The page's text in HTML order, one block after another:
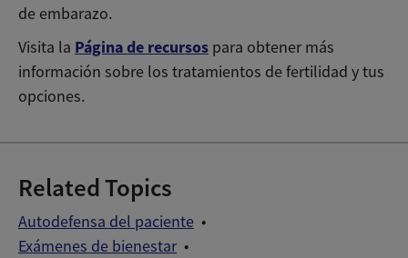
de embarazo.
Visita la Página de recursos para obtener más
información sobre los tratamientos de fertilidad y tus
opciones.
Related Topics
Autodefensa del paciente
Exámenes de bienestar